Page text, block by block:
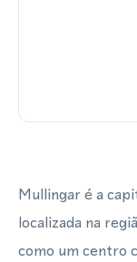
Mullingar é a
localizada na
como um centro